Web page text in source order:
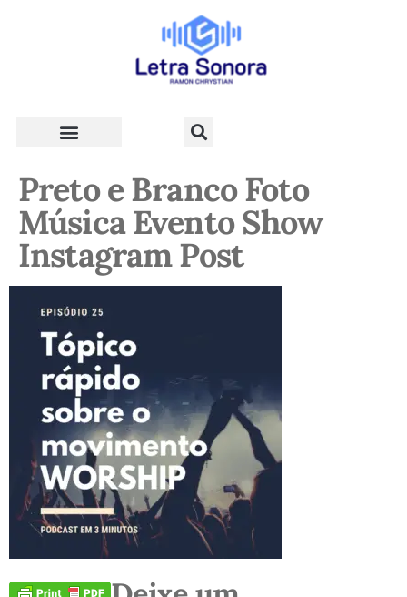
Preto e Branco Foto
Música Evento Show
Instagram Post